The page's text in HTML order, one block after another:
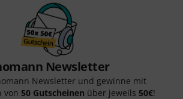
Newsletter
Newsletter und gewinne mit
von 50 Gutscheinen über jeweils 50€!